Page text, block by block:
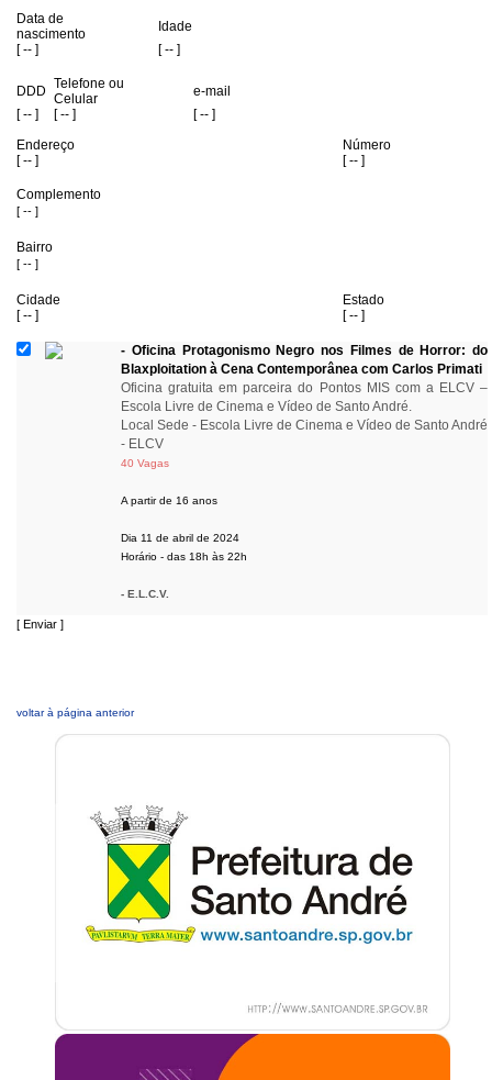
Data de
nascimento
Idade
[ -- ]
[ -- ]
DDD Telefone ou
Celular
e-mail
[ -- ]
[ -- ]
[ -- ]
Endereço
Número
[ -- ]
[ -- ]
Complemento
[ -- ]
Bairro
[ -- ]
Cidade
Estado
[ -- ]
[ -- ]
- Oficina Protagonismo Negro nos Filmes de Horror: do
Blaxploitation à Cena Contemporânea com Carlos Primati
Oficina gratuita em parceira do Pontos MIS com a ELCV –
Escola Livre de Cinema e Vídeo de Santo André.
Local Sede - Escola Livre de Cinema e Vídeo de Santo André
- ELCV
40 Vagas
A partir de 16 anos
Dia 11 de abril de 2024
Horário - das 18h às 22h
- E.L.C.V.
[ Enviar ]
voltar à página anterior